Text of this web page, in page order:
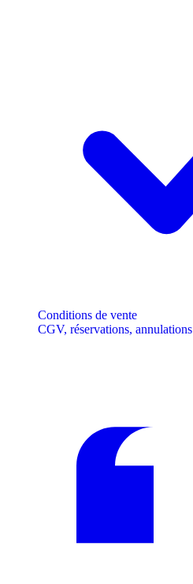
Conditions de vente
CGV, réservations, annulations